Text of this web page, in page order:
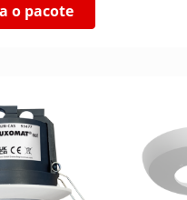
o pacote